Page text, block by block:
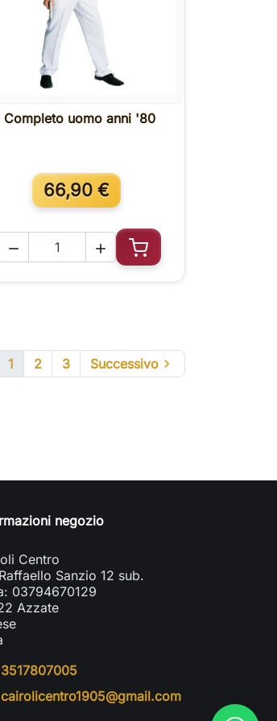
 Anteprima
Completo uomo anni '80
66,90 €


Aggiungi al carrello
1 2 3 Successivo
negozio
Centro
Sanzio 12 sub.
03794670129
Azzate
3517807005
cairolicentro1905@gmail.com